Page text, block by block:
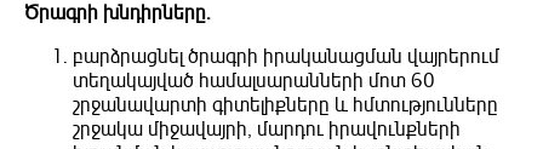
Ծրագրի խնդիրները.
բարձրացնել ծրագրի իրականացման վայրերում
տեղակայված համալսարանների մոտ 60
շրջանավարտի գիտելիքները և հմտությունները
շրջակա միջավայրի, մարդու իրավունքների